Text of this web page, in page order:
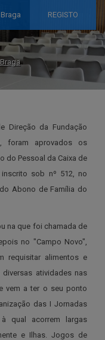
REGISTO
Direção da Fundação
foram aprovados os
do Pessoal da Caixa de
inscrito sob nº 512, no
Abono de Família do
na que foi chamada de
no "Campo Novo",
requisitar alimentos e
atividades nas
vem a ter o seu ponto
das I Jornadas
qual acorrem largas
e Ilhas. Jogos de